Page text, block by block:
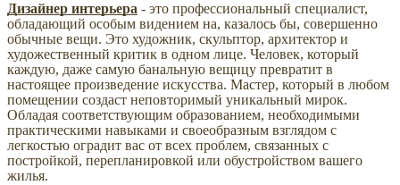
Дизайнер интерьера - это профессиональный специалист,
обладающий особым видением на, казалось бы, совершенно
обычные вещи. Это художник, скульптор, архитектор и
художественный критик в одном лице. Человек, который
каждую, даже самую банальную вещицу превратит в
настоящее произведение искусства. Мастер, который в любом
помещении создаст неповторимый уникальный мирок.
Обладая соответствующим образованием, необходимыми
практическими навыками и своеобразным взглядом с
легкостью оградит вас от всех проблем, связанных с
постройкой, перепланировкой или обустройством вашего
жилья.